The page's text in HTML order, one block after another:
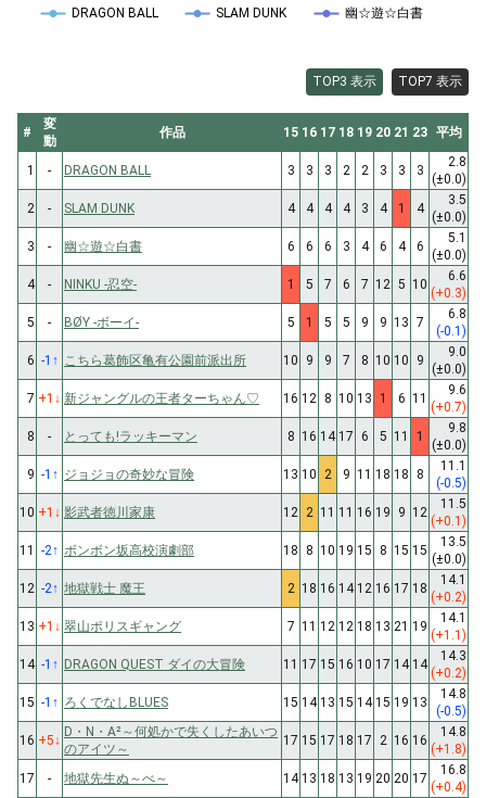
DRAGON BALL SLAM DUNK 幽☆遊☆白書
TOP3 表示 TOP7 表示
#
変
動
作品 15 16 17 18 19 20 21 23 平均
1 - DRAGON BALL 3 3 3 2 2 3 3 3
2.8
(±0.0)
2
- SLAM DUNK 4 4 4 4 3 4 1 4
3.5
(±0.0)
3
- 幽☆遊☆白書 6 6 6 3 4 6 4 6
5.1
(±0.0)
4
- NINKU -忍空- 1 5 7 6 7 12 5 10
6.6
(+0.3)
5
- BØY -ボーイ- 5 1 5 5 9 9 13 7
6.8
(-0.1)
6 -1 ↑ こちら葛飾区亀有公園前派出所 10 9 9 7 8 10 10 9
9.0
(±0.0)
7 +1 ↓ 新ジャングルの王者ターちゃん♡ 16 12 8 10 13 1 6 11
9.6
(+0.7)
8
- とっても!ラッキーマン 8 16 14 17 6 5 11 1
9.8
(±0.0)
9 -1 ↑ ジョジョの奇妙な冒険 13 10 2 9 11 18 18 8
11.1
(-0.5)
10 +1 ↓ 影武者徳川家康 12 2 11 11 16 19 9 12
11.5
(+0.1)
11
-2↑ ボンボン坂高校演劇部 18 8 10 19 15 8 15 15
13.5
(±0.0)
12 -2↑ 地獄戦士 魔王 2 18 16 14 12 16 17 18
14.1
(+0.2)
13 +1 ↓ 翠山ポリスギャング 7 11 12 12 18 13 21 19
14.1
(+1.1)
14 -1 ↑ DRAGON QUEST ダイの大冒険 11 17 15 16 10 17 14 14
14.3
(+0.2)
15 -1 ↑ ろくでなしBLUES 15 14 13 15 14 15 19 13
14.8
(-0.5)
16 +5↓
D・N・A²～何処かで失くしたあいつ
のアイツ～
17 15 17 18 17 2 16 16
14.8
(+1.8)
17
- 地獄先生ぬ～べ～ 14 13 18 13 19 20 20 17
16.8
(+0.4)